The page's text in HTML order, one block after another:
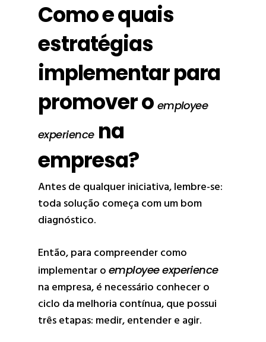
Como e quais
estratégias
implementar para
promover o employee
experiencena
empresa?
Antes de qualquer iniciativa, lembre-se:
toda solução começa com um bom
diagnóstico.
Então, para compreender como
implementar o employee experience
na empresa, é necessário conhecer o
ciclo da melhoria contínua, que possui
três etapas: medir, entender e agir.